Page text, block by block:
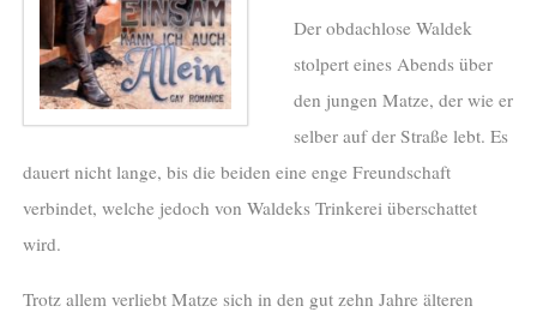
Der obdachlose Waldek
stolpert eines Abends über
den jungen Matze, der wie er
selber auf der Straße lebt. Es
dauert nicht lange, bis die beiden eine enge Freundschaft
verbindet, welche jedoch von Waldeks Trinkerei überschattet
wird.
Trotz allem verliebt Matze sich in den gut zehn Jahre älteren